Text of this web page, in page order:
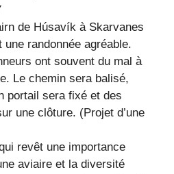
de Húsavík à Skarvanes
une randonnée agréable.
ont souvent du mal à
Le chemin sera balisé,
portail sera fixé et des
une clôture. (Projet d’une
revêt une importance
aviaire et la diversité